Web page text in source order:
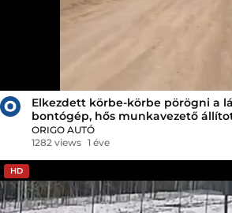
Elkezdett körbe-körbe pörögni a
bontógép, hős munkavezető
ORIGO AUTÓ
1282 views 1 éve
HD